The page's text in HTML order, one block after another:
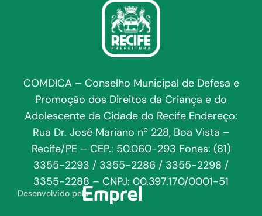
COMDICA – Conselho Municipal de Defesa e
Promoção dos Direitos da Criança e do
Adolescente da Cidade do Recife Endereço:
Rua Dr. José Mariano nº 228, Boa Vista –
Recife/PE – CEP.: 50.060-293 Fones: (81)
3355-2293 / 3355-2286 / 3355-2298 /
3355-2288 – CNPJ: 00.397.170/0001-51
Desenvolvido pela